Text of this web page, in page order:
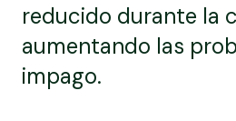
reducido durante la
aumentando las
impago.